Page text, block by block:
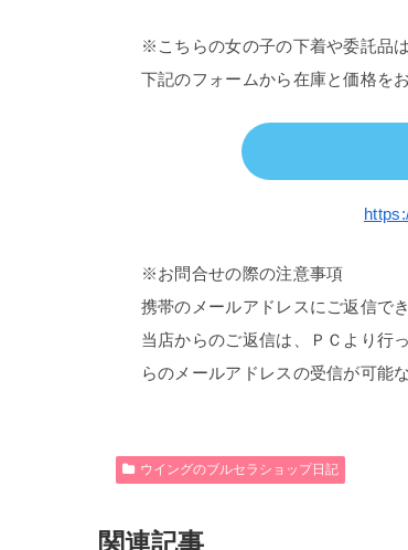
※こちらの女の子の下着や委託品
下記のフォームから在庫と価格を
※お問合せの際の注意事項
携帯のメールアドレスにご返信で
当店からのご返信は、ＰＣより行
らのメールアドレスの受信が可能
ウイングのブルセラショップ日記
関連記事